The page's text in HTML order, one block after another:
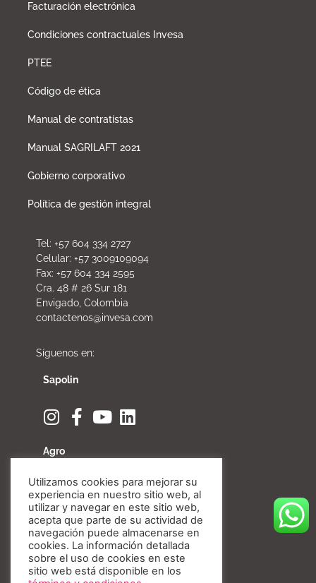
Facturación electrónica
Condiciones contractuales Invesa
PTEE
Código de ética
Manual de contratistas
Manual SAGRILAFT 2021
Gobierno corporativo
Política de gestión integral
Tel: +57 604 334 2727
Celular: +57 3009109094
Fax: +57 604 334 2595
Cra. 48 # 26 Sur 181
Envigado, Colombia
contactenos@invesa.com
Síguenos en:
Sapolin
Agro
Fibratore
Utilizamos cookies para mejorar su
experiencia en nuestro sitio web, al
utilizar y navegar en este sitio web,
acepta que parte de su actividad de
navegación puede almacenarse en
cookies. La información detallada
sobre el uso de cookies en este
sitio web está disponible en los